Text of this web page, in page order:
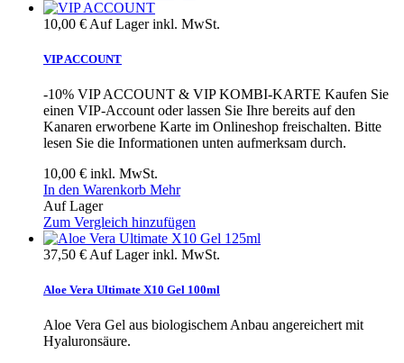
10,00 € Auf Lagerinkl. MwSt.
VIP ACCOUNT
-10% VIP ACCOUNT & VIP KOMBI-KARTE Kaufen Sie
einen VIP-Account oder lassen Sie Ihre bereits auf den
Kanaren erworbene Karte im Onlineshop freischalten. Bitte
lesen Sie die Informationen unten aufmerksam durch.
10,00 € inkl. MwSt.
In den Warenkorb Mehr
Auf Lager
Zum Vergleich hinzufügen
37,50 € Auf Lagerinkl. MwSt.
Aloe Vera Ultimate X10 Gel 100ml
Aloe Vera Gel aus biologischem Anbau angereichert mit
Hyaluronsäure.